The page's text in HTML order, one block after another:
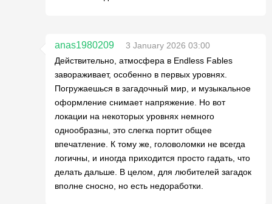
anas1980209
3 January 2026 03:00
Действительно, атмосфера в Endless Fables
завораживает, особенно в первых уровнях.
Погружаешься в загадочный мир, и музыкальное
оформление снимает напряжение. Но вот
локации на некоторых уровнях немного
однообразны, это слегка портит общее
впечатление. К тому же, головоломки не всегда
логичны, и иногда приходится просто гадать, что
делать дальше. В целом, для любителей загадок
вполне сносно, но есть недоработки.